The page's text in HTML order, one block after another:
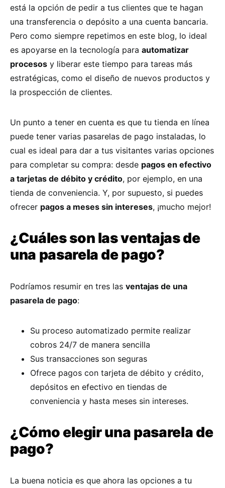
está la opción de pedir a tus clientes que te hagan
una transferencia o depósito a una cuenta bancaria.
Pero como siempre repetimos en este blog, lo ideal
es apoyarse en la tecnología para automatizar
procesos y liberar este tiempo para tareas más
estratégicas, como el diseño de nuevos productos y
la prospección de clientes.
Un punto a tener en cuenta es que tu tienda en línea
puede tener varias pasarelas de pago instaladas, lo
cual es ideal para dar a tus visitantes varias opciones
para completar su compra: desde pagos en efectivo
a tarjetas de débito y crédito, por ejemplo, en una
tienda de conveniencia. Y, por supuesto, si puedes
ofrecer pagos a meses sin intereses, ¡mucho mejor!
¿Cuáles son las ventajas de
una pasarela de pago?
Podríamos resumir en tres las ventajas de una
pasarela de pago:
Su proceso automatizado permite realizar
cobros 24/7 de manera sencilla
Sus transacciones son seguras
Ofrece pagos con tarjeta de débito y crédito,
depósitos en efectivo en tiendas de
conveniencia y hasta meses sin intereses.
¿Cómo elegir una pasarela de
pago?
La buena noticia es que ahora las opciones a tu